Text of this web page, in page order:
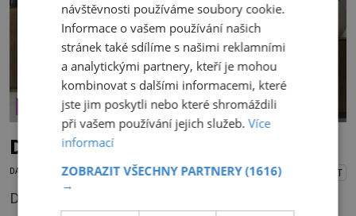
ÚTULNÉ BYDLENÍ
Dřevo (nejen) v obývacím pokoji
DANA PEŠKOVÁ 10.6.2026 PŘEHRÁT
Dřevo je pro člověka tím nejpřirozenějším
návštěvnosti používáme soubory cookie.
Informace o vašem používání našich
stránek také sdílíme s našimi reklamními
a analytickými partnery, kteří je mohou
kombinovat s dalšími informacemi, které
jste jim poskytli nebo které shromáždili
při vašem používání jejich služeb.Více
informací
ZOBRAZIT VŠECHNY PARTNERY(1616)
→